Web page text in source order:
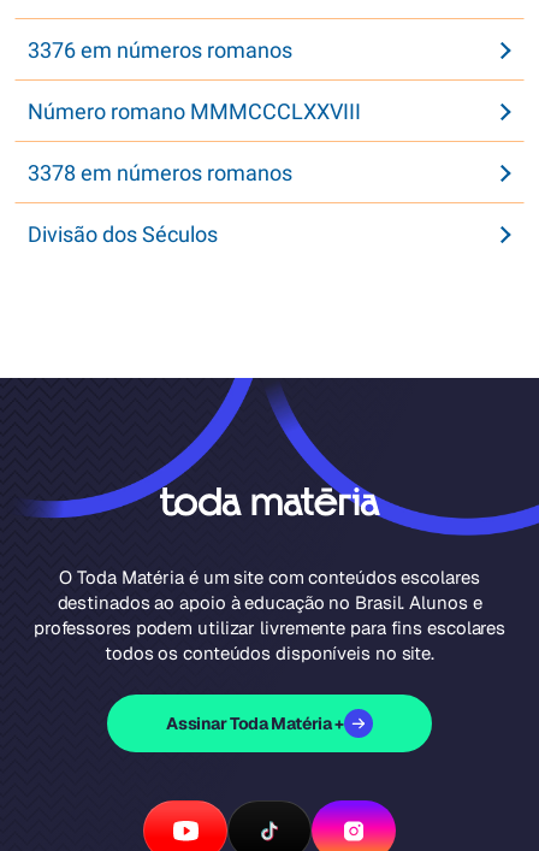
3376 em números romanos
Número romano MMMCCCLXXVIII
3378 em números romanos
Divisão dos Séculos
O Toda Matéria é um site com conteúdos escolares
destinados ao apoio à educação no Brasil. Alunos e
professores podem utilizar livremente para fins escolares
todos os conteúdos disponíveis no site.
Assinar Toda Matéria +